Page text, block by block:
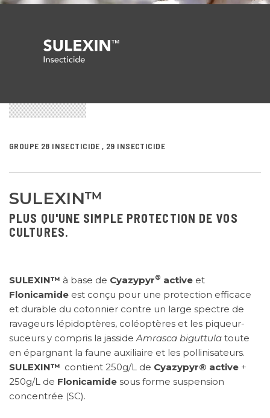
GROUPE 28 INSECTICIDE , 29 INSECTICIDE
SULEXIN™
PLUS QU'UNE SIMPLE PROTECTION DE VOS
CULTURES.
SULEXIN™ à base de Cyazypyr® active et
Flonicamide est conçu pour une protection efficace
et durable du cotonnier contre un large spectre de
ravageurs lépidoptères, coléoptères et les piqueur-
suceurs y compris la jasside Amrasca biguttula toute
en épargnant la faune auxiliaire et les pollinisateurs.
SULEXIN™ contient 250g/L de Cyazypyr® active +
250g/L de Flonicamide sous forme suspension
concentrée (SC).